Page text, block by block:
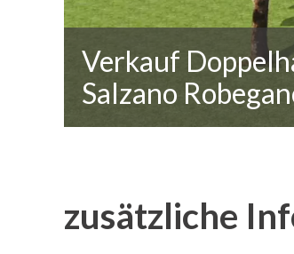
Verkauf
Salzano
zusätzliche